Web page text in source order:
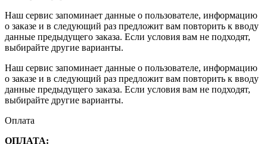
Наш сервис запоминает данные о пользователе, информацию
о заказе и в следующий раз предложит вам повторить к вводу
данные предыдущего заказа. Если условия вам не подходят,
выбирайте другие варианты.
Наш сервис запоминает данные о пользователе, информацию
о заказе и в следующий раз предложит вам повторить к вводу
данные предыдущего заказа. Если условия вам не подходят,
выбирайте другие варианты.
Оплата
ОПЛАТА: